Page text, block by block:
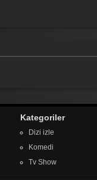
Kategoriler
Dizi izle
Komedi
Tv Show